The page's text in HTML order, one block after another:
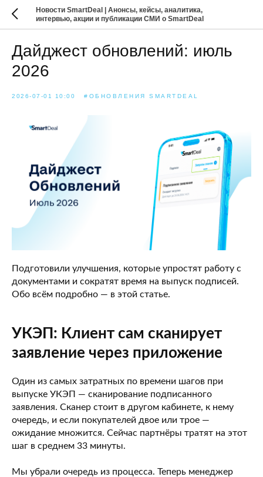
Новости SmartDeal | Анонсы, кейсы, аналитика,
интервью, акции и публикации СМИ о SmartDeal
Дайджест обновлений: июль
2026
2026-07-01 10:00 #ОБНОВЛЕНИЯ SMARTDEAL
Подготовили улучшения, которые упростят работу с
документами и сократят время на выпуск подписей.
Обо всём подробно — в этой статье.
УКЭП: Клиент сам сканирует
заявление через приложение
Один из самых затратных по времени шагов при
выпуске УКЭП — сканирование подписанного
заявления. Сканер стоит в другом кабинете, к нему
очередь, и если покупателей двое или трое —
ожидание множится. Сейчас партнёры тратят на этот
шаг в среднем 33 минуты.
Мы убрали очередь из процесса. Теперь менеджер